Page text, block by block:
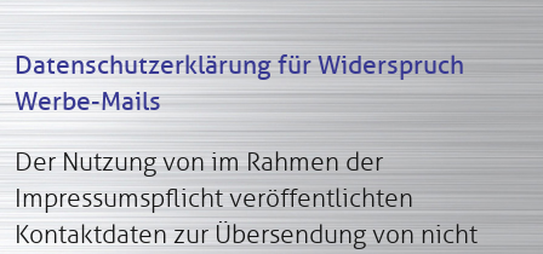
Datenschutzerklärung für Widerspruch
Werbe-Mails
Der Nutzung von im Rahmen der
Impressumspflicht veröffentlichten
Kontaktdaten zur Übersendung von nicht